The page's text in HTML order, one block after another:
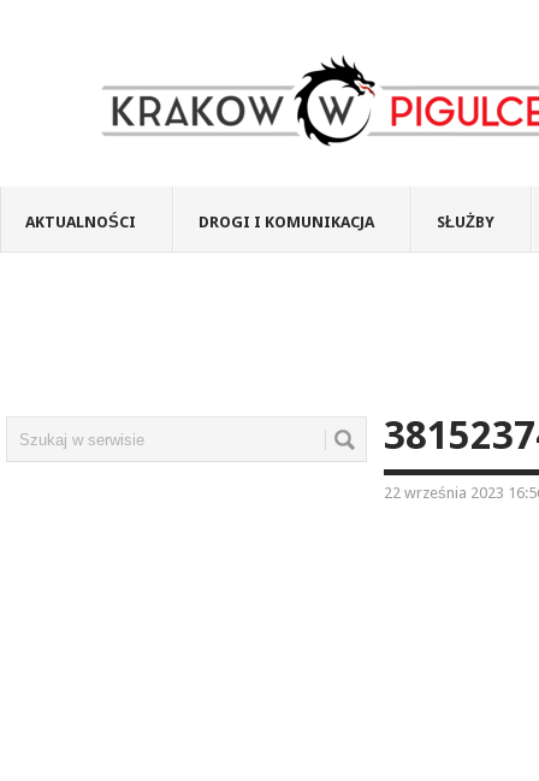
AKTUALNOŚCI DROGI I KOMUNIKACJA SŁUŻBY
22 września 2023